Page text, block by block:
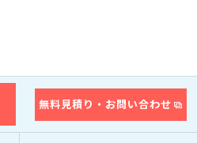
無料見積り・お問い合わせ